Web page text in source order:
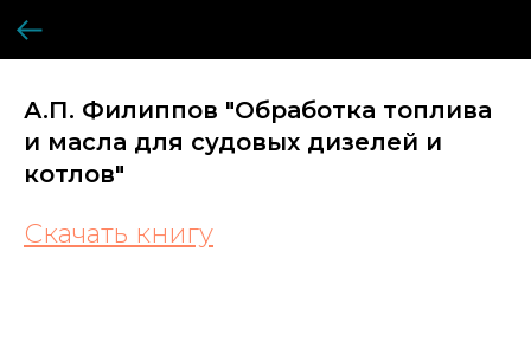
А.П. Филиппов "Обработка топлива
и масла для судовых дизелей и
котлов"
Скачать книгу